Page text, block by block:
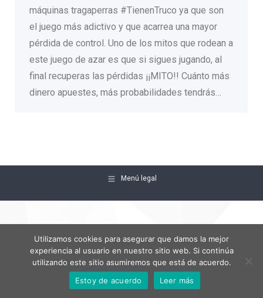
máquinas tragaperras #TienenTruco ya que son
el juego más adictivo y que acarrea una mayor
pérdida de control. Uno de los mitos que rodean a
este juego de azar es que si sigues jugando, al
final recuperas las pérdidas ¡¡MITO!! Cuánto más
dinero apuestes, más probabilidades tendrás…
Menú legal
Utilizamos cookies para asegurar que damos la mejor
experiencia al usuario en nuestro sitio web. Si continúa
utilizando este sitio asumiremos que está de acuerdo.
Estoy de acuerdo
Leer más